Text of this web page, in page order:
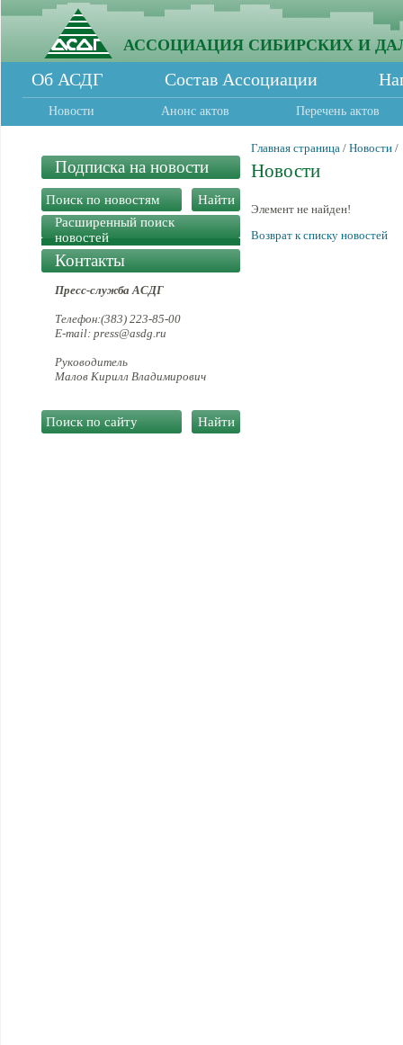
АССОЦИАЦИЯ СИБИРСКИХ И
Об АСДГ Состав Ассоциации
Новости Анонс актов Перечень актов
Подписка на новости
Расширенный поиск
новостей
Контакты
Пресс-служба АСДГ
Телефон:(383) 223-85-00
E-mail: press@asdg.ru
Руководитель
Малов Кирилл Владимирович
Главная страница / Новости /
Новости
Элемент не найден!
Возврат к списку новостей